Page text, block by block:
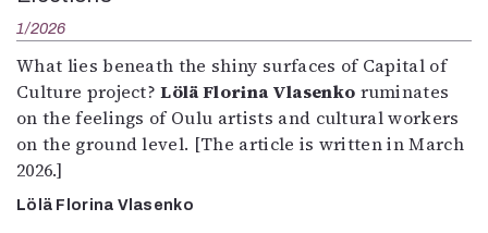
1/2026
What lies beneath the shiny surfaces of Capital of
Culture project?Lölä Florina Vlasenko ruminates
on the feelings of Oulu artists and cultural workers
on the ground level. [The article is written in March
2026.]
Lölä Florina Vlasenko